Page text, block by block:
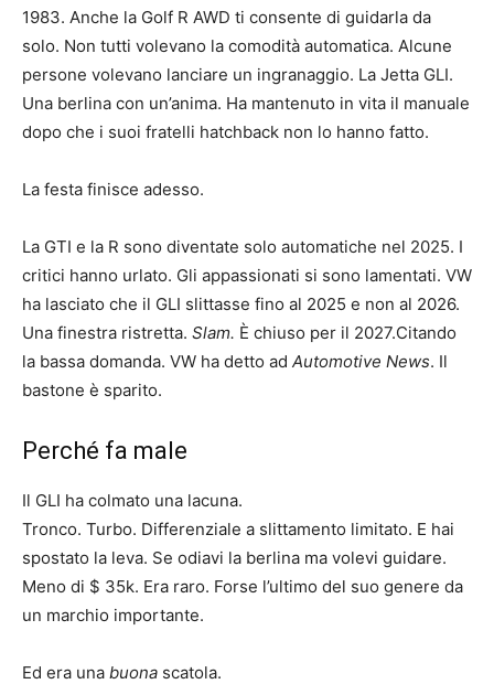
1983. Anche la Golf R AWD ti consente di guidarla da
solo. Non tutti volevano la comodità automatica. Alcune
persone volevano lanciare un ingranaggio. La Jetta GLI.
Una berlina con un’anima. Ha mantenuto in vita il manuale
dopo che i suoi fratelli hatchback non lo hanno fatto.
La festa finisce adesso.
La GTI e la R sono diventate solo automatiche nel 2025. I
critici hanno urlato. Gli appassionati si sono lamentati. VW
ha lasciato che il GLI slittasse fino al 2025 e non al 2026.
Una finestra ristretta. Slam. È chiuso per il 2027.Citando
la bassa domanda. VW ha detto ad Automotive News. Il
bastone è sparito.
Perché fa male
Il GLI ha colmato una lacuna.
Tronco. Turbo. Differenziale a slittamento limitato. E hai
spostato la leva. Se odiavi la berlina ma volevi guidare.
Meno di $ 35k. Era raro. Forse l’ultimo del suo genere da
un marchio importante.
Ed era una buona scatola.